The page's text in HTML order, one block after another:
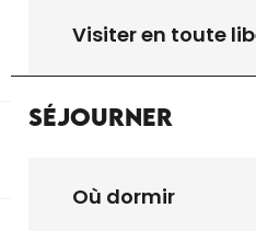
Visiter en toute
Séjourner
Où dormir